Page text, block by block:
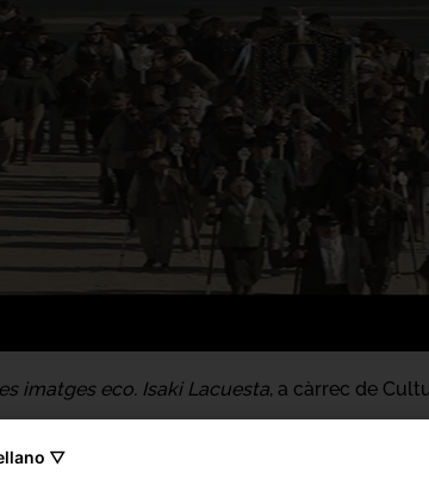
imatges eco. Isaki Lacuesta, a càrrec de
▽